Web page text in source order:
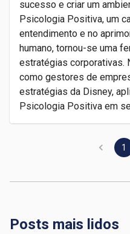
sucesso e criar um
Psicologia Positiva, um
entendimento e no
humano, tornou-se uma
estratégias corporativas.
como gestores de
estratégias da Disney,
Psicologia Positiva em
1
Posts mais lidos